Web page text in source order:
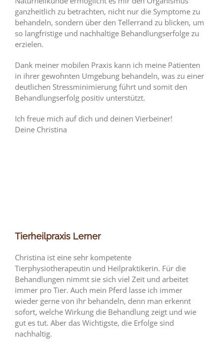
ganzheitlich zu betrachten, nicht nur die Symptome zu
behandeln, sondern über den Tellerrand zu blicken, um
so langfristige und nachhaltige Behandlungserfolge zu
erzielen.
Dank meiner mobilen Praxis kann ich meine Patienten
in ihrer gewohnten Umgebung behandeln, was zu einer
deutlichen Stressminimierung führt und somit den
Behandlungserfolg positiv unterstützt.
Ich freue mich auf dich und deinen Vierbeiner!
Deine Christina
Tierheilpraxis Lerner
Christina ist eine sehr kompetente
Tierphysiotherapeutin und Heilpraktikerin. Für die
Behandlungen nimmt sie sich viel Zeit und arbeitet
immer pro Tier. Auch mein Pferd lasse ich immer
wieder gerne von ihr behandeln, denn man erkennt
sofort, welche Wirkung die Behandlung zeigt und wie
gut es tut. Aber das Wichtigste, die Erfolge sind
nachhaltig.